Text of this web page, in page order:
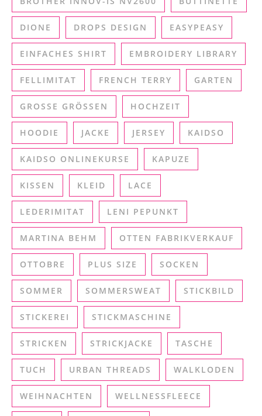
DIONE DROPS DESIGN EASYPEASY
EINFACHES SHIRT EMBROIDERY LIBRARY
FELLIMITAT FRENCH TERRY GARTEN
GROSSE GRÖSSEN HOCHZEIT
HOODIE JACKE JERSEY KAIDSO
KAIDSO ONLINEKURSE KAPUZE
KISSEN KLEID LACE
LEDERIMITAT LENI PEPUNKT
MARTINA BEHM OTTEN FABRIKVERKAUF
OTTOBRE PLUS SIZE SOCKEN
SOMMER SOMMERSWEAT STICKBILD
STICKEREI STICKMASCHINE
STRICKEN STRICKJACKE TASCHE
TUCH URBAN THREADS WALKLODEN
WEIHNACHTEN WELLNESSFLEECE